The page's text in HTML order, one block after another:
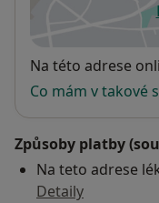
Dostupnost
Na této adrese
Co mám v takové
Způsoby platby
Na teto adrese
Detaily